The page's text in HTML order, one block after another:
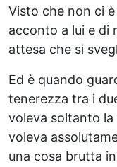
Visto che non ci
acconto a lui e di
attesa che si
Ed è quando
tenerezza tra i
voleva soltanto la
voleva
una cosa brutta